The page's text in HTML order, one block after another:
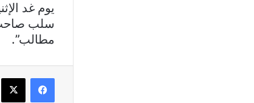
يوم غد
سلب
مطالب”.
فيسبوك X